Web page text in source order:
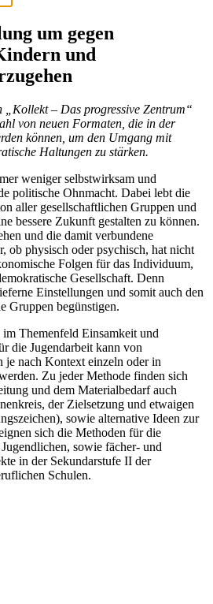
um gegen
und
„Kollekt – Das progressive Zentrum“
von neuen Formaten, die in der
können, um den Umgang mit
Haltungen zu stärken.
weniger selbstwirksam und
politische Ohnmacht. Dabei lebt die
aller gesellschaftlichen Gruppen und
bessere Zukunft gestalten zu können.
und die damit verbundene
ob physisch oder psychisch, hat nicht
Folgen für das Individuum,
Gesellschaft. Denn
Einstellungen und somit auch den
Gruppen begünstigen.
Themenfeld Einsamkeit und
die Jugendarbeit kann von
je nach Kontext einzeln oder in
Zu jeder Methode finden sich
und dem Materialbedarf auch
der Zielsetzung und etwaigen
sowie alternative Ideen zur
sich die Methoden für die
sowie fächer- und
in der Sekundarstufe II der
Schulen.